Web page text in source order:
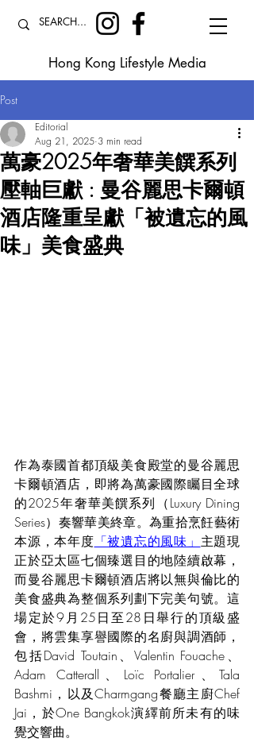
Hong Kong Lifestyle Media
Post
萬豪2025年奢華美饌系列
壓軸巨獻 : 曼谷麗思卡爾頓
酒店隆重呈獻「被遺忘的風
味」美食盛典
Editorial
Aug 21, 2025 3 min read
作為泰國首都頂級美食殿堂的曼谷麗思
卡爾頓酒店，即將為萬豪國際矚目全球
的2025年奢華美饌系列（Luxury Dining
Series）奏響華美終章。為重拾烹飪藝術
本源，本年度 「被遺忘的風味」 主題現
正於亞太區七個臻選目的地陸續啟幕，
而曼谷麗思卡爾頓酒店將以無與倫比的
美食盛典為整個系列劃下完美句號。這
場定於9月25日至28日舉行的頂級盛
會，將雲集享譽國際的名廚與調酒師，
包括David Toutain、Valentin Fouache、
Adam Catterall、Loïc Portalier、Tala
Bashmi，以及Charmgang餐廳主廚Chef
Jai，於One Bangkok演繹前所未有的味
覺交響曲。